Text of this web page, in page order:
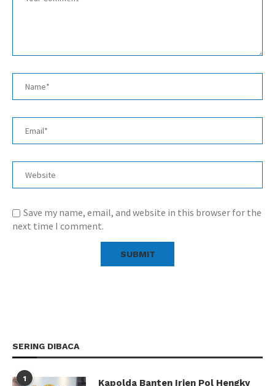
Save my name, email, and website in this browser for the
next time I comment.
SERING DIBACA
1
Kapolda Banten Irjen Pol Hengky